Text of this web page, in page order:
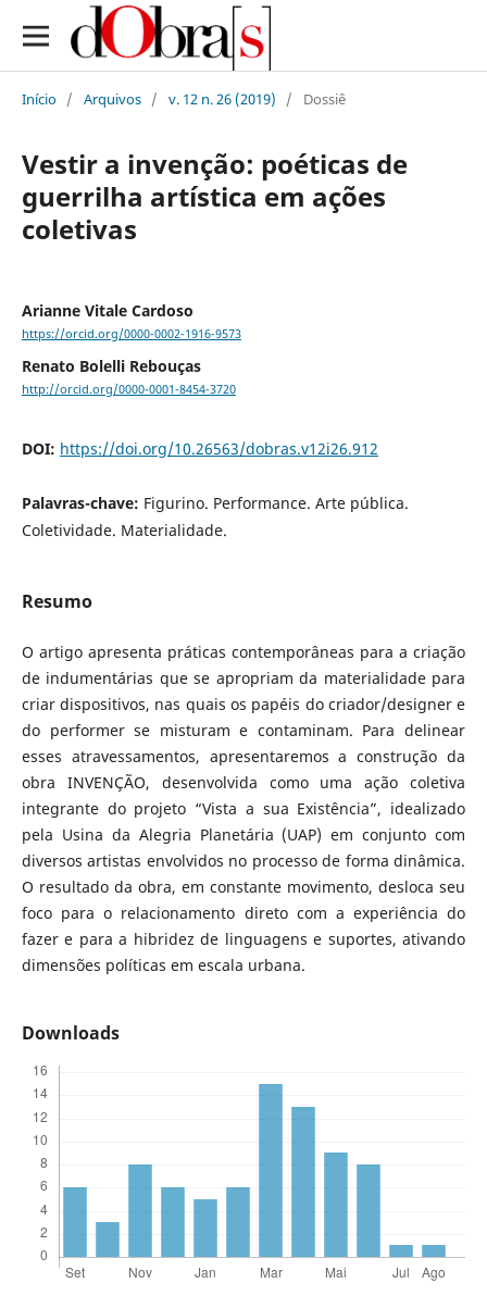
Início / Arquivos / v. 12 n. 26 (2019) / Dossiê
Vestir a invenção: poéticas de
guerrilha artística em ações
coletivas
Arianne Vitale Cardoso
https://orcid.org/0000-0002-1916-9573
Renato Bolelli Rebouças
http://orcid.org/0000-0001-8454-3720
DOI: https://doi.org/10.26563/dobras.v12i26.912
Palavras-chave: Figurino. Performance. Arte pública.
Coletividade. Materialidade.
Resumo
O artigo apresenta práticas contemporâneas para a criação
de indumentárias que se apropriam da materialidade para
criar dispositivos, nas quais os papéis do criador/designer e
do performer se misturam e contaminam. Para delinear
esses atravessamentos, apresentaremos a construção da
obra INVENÇÃO, desenvolvida como uma ação coletiva
integrante do projeto “Vista a sua Existência”, idealizado
pela Usina da Alegria Planetária (UAP) em conjunto com
diversos artistas envolvidos no processo de forma dinâmica.
O resultado da obra, em constante movimento, desloca seu
foco para o relacionamento direto com a experiência do
fazer e para a hibridez de linguagens e suportes, ativando
dimensões políticas em escala urbana.
Downloads